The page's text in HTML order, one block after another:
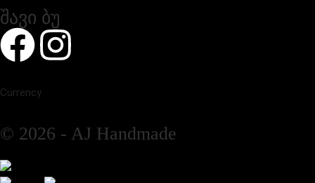
შავი ბუ
Currency
© 2026 - AJ Handmade